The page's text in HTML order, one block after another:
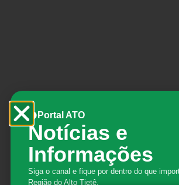
Arujá abre inscrições
Portal ATO
Notícias e
Informações
Siga o canal e fique por dentro do que
Região do Alto Tietê.